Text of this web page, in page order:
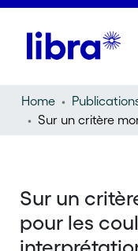
Home
Sur un
pour les